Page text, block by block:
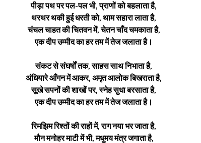
पीड़ा पथ पर पल-पल भी, प्राणों को बहलाता है,
थरथर थकी हुई धरती को, थाम सहारा लाता है,
चंचल चाहत की चितवन में, चेतन चाँद चमकाता है,
एक दीप उम्मीद का हर तम में तेज जलाता है।
संकट से संघर्षों तक, साहस साथ निभाता है,
अंधियारे आँगन में आकर, अमृत आलोक बिखराता है,
सूखे सपनों की शाखों पर, स्नेह सुधा बरसाता है,
एक दीप उम्मीद का हर तम में तेज जलाता है।
रिमझिम रिश्तों की राहों में, राग नया भर जाता है,
मौन मनोहर माटी में भी, मधुमय मंत्र जगाता है,